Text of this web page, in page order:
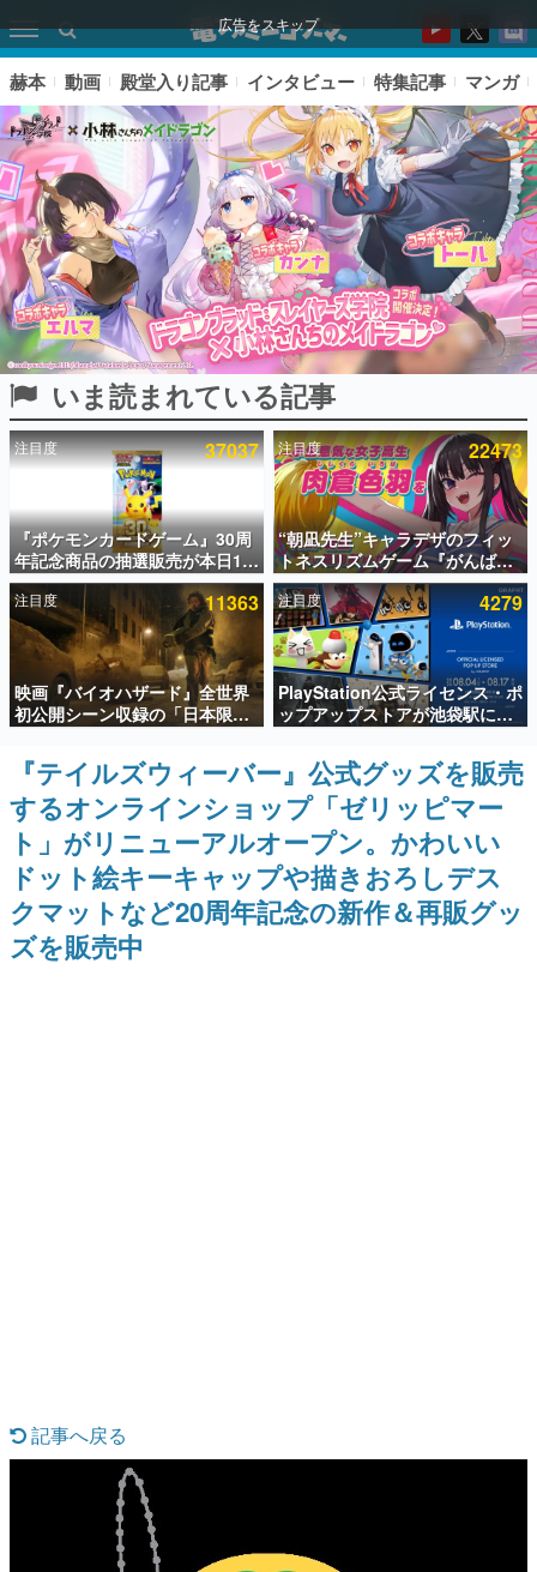
広告をスキップ
ピックアップ
電ファミのいま読まれている記事ランキング
アプリセール情報
インタビュー
連載・特集一覧
殿堂入り記事
SNS拡散数が数千以上！ ページビュー数万以上！ などな
ど。多くの人々に読まれた、電ファミ渾身の“殿堂入り”記
事をまとめました。
ゲームの企画書
名作ゲームクリエイターの方々に製作時のエピソードをお
聞きし、ヒットする企画（ゲーム）とは何か？を探ってい
きます。
この物語を解いてはいけない。『赫本』は、〈試験問題〉
の形をした短編ホラー小説集です。
「経験値」「裏技」「ラスボス」… ゲームにまつわる言葉
の起源や用法の変遷を、コンピューター文化史研究家・タ
イニーP氏が徹底調査。
カテゴリ
赫本 動画 殿堂入り記事 インタビュー 特集記事 マンガ
いま読まれている記事
注目度 37037
『ポケモンカードゲーム』30周
年記念商品の抽選販売が本日12
時より開始。拡張パック「30th
CELEBRATION」のボックス
に、「プレミアムデッキセット
エーフィ・ブラッキー」
「FUTURISTIC BOX」の計3商
品
注目度 22473
“朝凪先生”キャラデザのフィッ
トネスリズムゲーム『がんば
れ！チアリズム』Steamストア
ページが公開。キャラクターの
CVは陽向葵ゅかさん
注目度 11363
映画『バイオハザード』全世界
初公開シーン収録の「日本限
定」予告映像が解禁。バイオの
日（8月10日）にあわせて、
「ラクーンシティ総合病院」へ
行く配達人の姿が披露
注目度 4279
PlayStation公式ライセンス・ポ
ップアップストアが池袋駅にて
期間限定で開催。夏のアパレル
や『ブラッドボーン』の新作ア
イテムが登場
『テイルズウィーバー』公式グッズを販売
するオンラインショップ「ゼリッピマー
ト」がリニューアルオープン。かわいい
ドット絵キーキャップや描きおろしデス
クマットなど20周年記念の新作＆再販グッ
ズを販売中